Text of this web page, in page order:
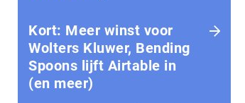
Kort: Meer winst voor
Wolters Kluwer, Bending
Spoons lijft Airtable in
(en meer)